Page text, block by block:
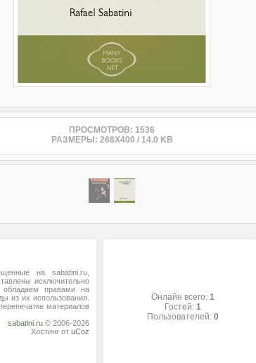
ПРОСМОТРОВ: 1536
РАЗМЕРЫ: 268X400 / 14.0 KB
на sabatini.ru,
исключительно
правами на
из их использования.
материалов
sabatini.ru © 2006-2026
Хостинг от uCoz
Онлайн всего: 1
Гостей: 1
Пользователей: 0